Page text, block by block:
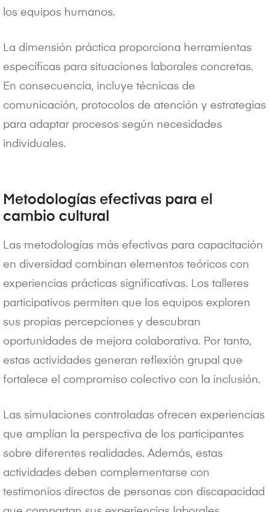
los equipos humanos.
La dimensión práctica proporciona herramientas
específicas para situaciones laborales concretas.
En consecuencia, incluye técnicas de
comunicación, protocolos de atención y estrategias
para adaptar procesos según necesidades
individuales.
Metodologías efectivas para el
cambio cultural
Las metodologías más efectivas para capacitación
en diversidad combinan elementos teóricos con
experiencias prácticas significativas. Los talleres
participativos permiten que los equipos exploren
sus propias percepciones y descubran
oportunidades de mejora colaborativa. Por tanto,
estas actividades generan reflexión grupal que
fortalece el compromiso colectivo con la inclusión.
Las simulaciones controladas ofrecen experiencias
que amplían la perspectiva de los participantes
sobre diferentes realidades. Además, estas
actividades deben complementarse con
testimonios directos de personas con discapacidad